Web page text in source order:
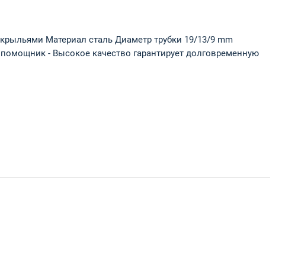
Материал сталь Диаметр трубки 19/13/9 mm
- Высокое качество гарантирует долговременную